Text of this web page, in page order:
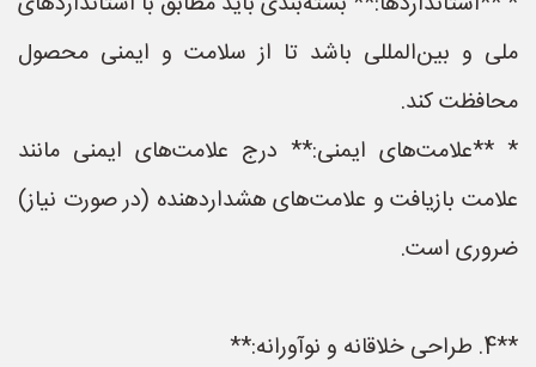
ملی و بین‌المللی باشد تا از سلامت و ایمنی محصول
محافظت کند.
* **علامت‌های ایمنی:** درج علامت‌های ایمنی مانند
علامت بازیافت و علامت‌های هشداردهنده (در صورت نیاز)
ضروری است.
**4. طراحی خلاقانه و نوآورانه:**